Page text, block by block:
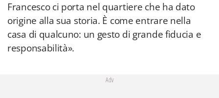
Francesco ci porta nel quartiere che ha dato
origine alla sua storia. È come entrare nella
casa di qualcuno: un gesto di grande fiducia e
responsabilità».
Adv